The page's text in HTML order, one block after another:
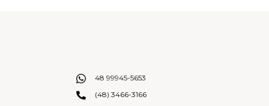
48 99945-5653
(48) 3466-3166